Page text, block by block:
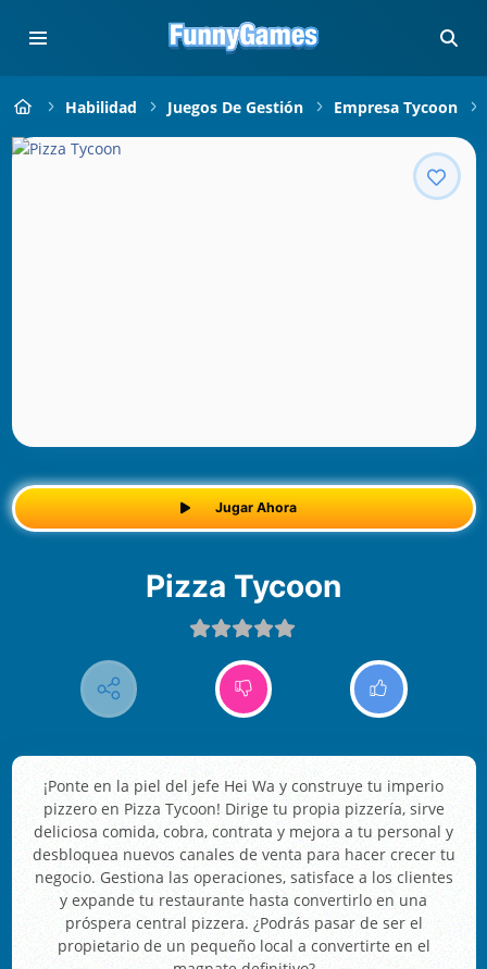
Habilidad Juegos De Gestión Empresa Tycoon
Jugar Ahora
Pizza Tycoon
¡Ponte en la piel del jefe Hei Wa y construye tu imperio
pizzero en Pizza Tycoon! Dirige tu propia pizzería, sirve
deliciosa comida, cobra, contrata y mejora a tu personal y
desbloquea nuevos canales de venta para hacer crecer tu
negocio. Gestiona las operaciones, satisface a los clientes
y expande tu restaurante hasta convertirlo en una
próspera central pizzera. ¿Podrás pasar de ser el
propietario de un pequeño local a convertirte en el